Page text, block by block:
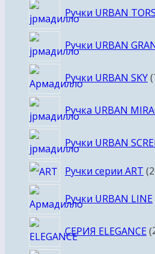
Ручки URBAN
Ручки URBAN
Ручки URBAN SKY
Ручка URBAN
Ручки URBAN
Ручки серии ART
Ручки URBAN LINE
СЕРИЯ ELEGANCE